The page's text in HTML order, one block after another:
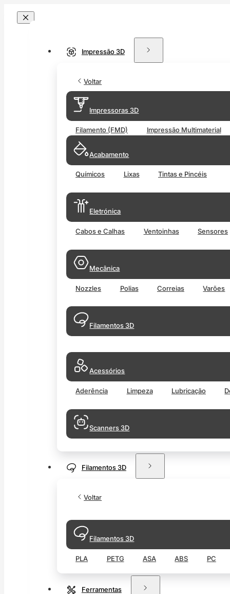
Impressão 3D
Voltar
Impressoras 3D
Filamento (FMD) Impressão Multimaterial
Acabamento
Químicos Lixas Tintas e Pincéis
Eletrónica
Cabos e Calhas Ventoinhas Sensores
Mecânica
Nozzles Polias Correias Varões
Filamentos 3D
Acessórios
Aderência Limpeza Lubricação
Scanners 3D
Filamentos 3D
Voltar
Filamentos 3D
PLA PETG ASA ABS PC
Ferramentas